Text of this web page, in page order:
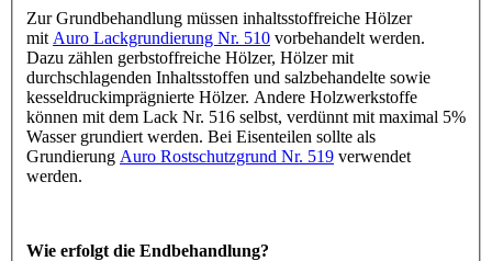
Zur Grundbehandlung müssen inhaltsstoffreiche Hölzer
mit Auro Lackgrundierung Nr. 510 vorbehandelt werden.
Dazu zählen gerbstoffreiche Hölzer, Hölzer mit
durchschlagenden Inhaltsstoffen und salzbehandelte sowie
kesseldruckimprägnierte Hölzer. Andere Holzwerkstoffe
können mit dem Lack Nr. 516 selbst, verdünnt mit maximal 5%
Wasser grundiert werden. Bei Eisenteilen sollte als
Grundierung Auro Rostschutzgrund Nr. 519 verwendet
werden.
Wie erfolgt die Endbehandlung?